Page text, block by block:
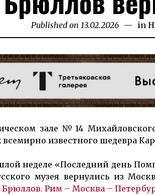
Published on 13.02.2026 in
за­ле №14
из­ве­ст­но­го ше­дев­ра
неделе «Последний день
музея вер­нулись из
Брюллов. Рим – Москва –